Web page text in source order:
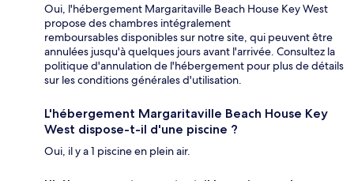
Oui, l'hébergement Margaritaville Beach House Key West
propose des chambres intégralement
remboursables disponibles sur notre site, qui peuvent être
annulées jusqu'à quelques jours avant l'arrivée. Consultez la
politique d'annulation de l'hébergement pour plus de détails
sur les conditions générales d'utilisation.
L'hébergement Margaritaville Beach House Key
West dispose-t-il d'une piscine ?
Oui, il y a 1 piscine en plein air.